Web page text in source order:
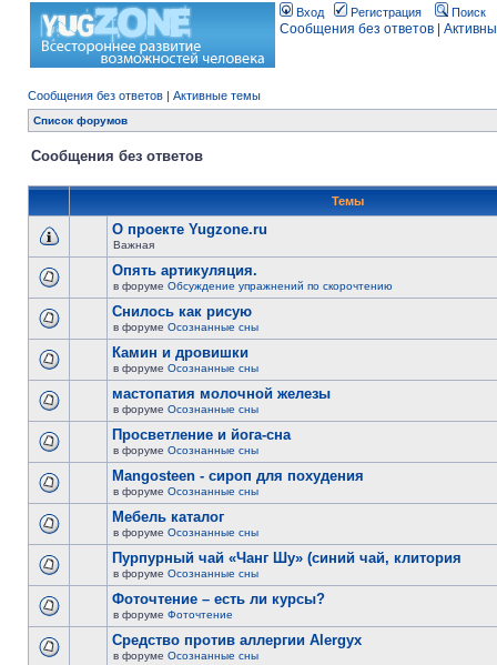
Вход Регистрация Поиск
Сообщения без ответов
Сообщения без ответов | Активные темы
Список форумов
Сообщения без ответов
Темы
О проекте Yugzone.ru
Важная
Опять артикуляция.
в форуме Обсуждение упражнений по скорочтению
Снилось как рисую
в форуме Осознанные сны
Камин и дровишки
в форуме Осознанные сны
мастопатия молочной железы
в форуме Осознанные сны
Просветление и йога-сна
в форуме Осознанные сны
Mangosteen - сироп для похудения
в форуме Осознанные сны
Мебель каталог
в форуме Осознанные сны
Пурпурный чай «Чанг Шу» (синий чай, клитория
в форуме Осознанные сны
Фоточтение – есть ли курсы?
в форуме Фоточтение
Cредство против аллергии Alergyx
в форуме Осознанные сны